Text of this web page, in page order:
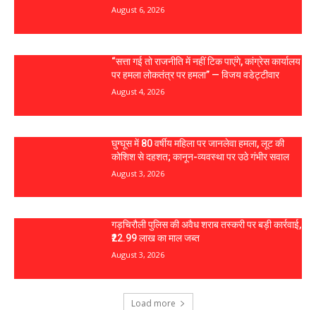
August 6, 2026
“सत्ता गई तो राजनीति में नहीं टिक पाएंगे, कांग्रेस कार्यालय
पर हमला लोकतंत्र पर हमला” — विजय वडेट्टीवार
August 4, 2026
घुग्घूस में 80 वर्षीय महिला पर जानलेवा हमला, लूट की
कोशिश से दहशत; कानून-व्यवस्था पर उठे गंभीर सवाल
August 3, 2026
गड़चिरौली पुलिस की अवैध शराब तस्करी पर बड़ी कार्रवाई,
₹22.99 लाख का माल जब्त
August 3, 2026
Load more